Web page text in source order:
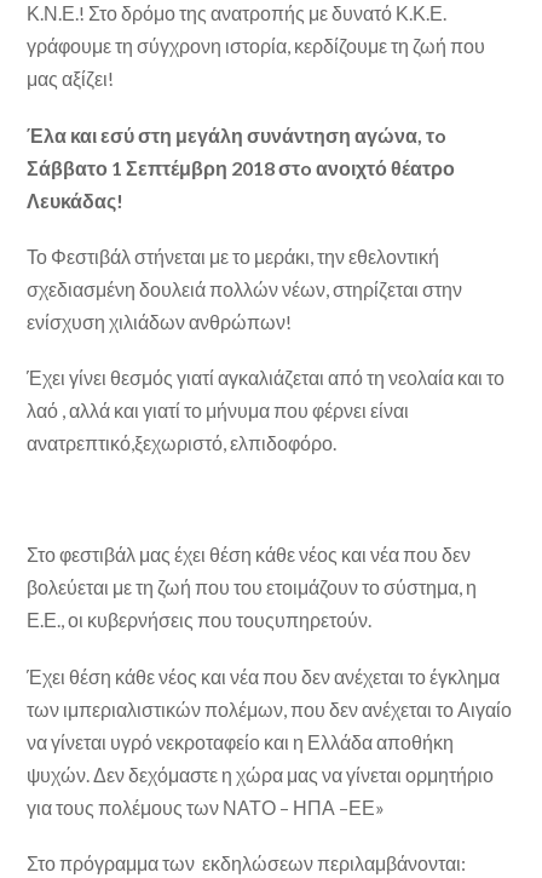
Κ.Ν.Ε.! Στο δρόμο της ανατροπής με δυνατό Κ.Κ.Ε.
γράφουμε τη σύγχρονη ιστορία, κερδίζουμε τη ζωή που
μας αξίζει!
Έλα και εσύ στη μεγάλη συνάντηση αγώνα, τo
Σάββατο 1 Σεπτέμβρη 2018 στo ανοιχτό θέατρο
Λευκάδας!
Το Φεστιβάλ στήνεται με το μεράκι, την εθελοντική
σχεδιασμένη δουλειά πολλών νέων, στηρίζεται στην
ενίσχυση χιλιάδων ανθρώπων!
Έχει γίνει θεσμός γιατί αγκαλιάζεται από τη νεολαία και το
λαό , αλλά και γιατί το μήνυμα που φέρνει είναι
ανατρεπτικό,ξεχωριστό, ελπιδοφόρο.
Στο φεστιβάλ μας έχει θέση κάθε νέος και νέα που δεν
βολεύεται με τη ζωή που του ετοιμάζουν το σύστημα, η
Ε.Ε., οι κυβερνήσεις που τουςυπηρετούν.
Έχει θέση κάθε νέος και νέα που δεν ανέχεται το έγκλημα
των ιμπεριαλιστικών πολέμων, που δεν ανέχεται το Αιγαίο
να γίνεται υγρό νεκροταφείο και η Ελλάδα αποθήκη
ψυχών. Δεν δεχόμαστε η χώρα μας να γίνεται ορμητήριο
για τους πολέμους των ΝΑΤΟ – ΗΠΑ –ΕΕ»
Στο πρόγραμμα των εκδηλώσεων περιλαμβάνονται: